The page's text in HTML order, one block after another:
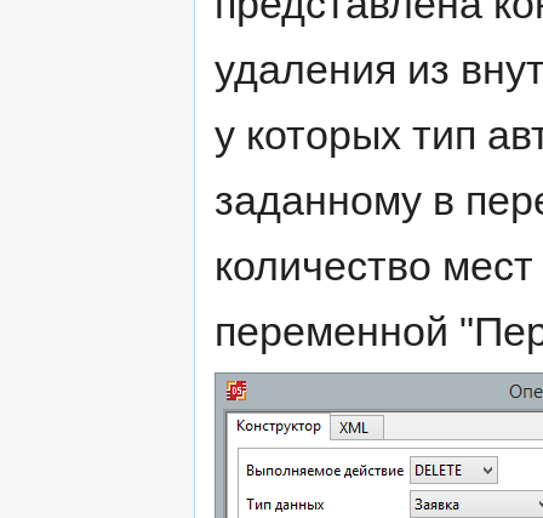
удаления из
у которых тип
заданному в
количество
переменной